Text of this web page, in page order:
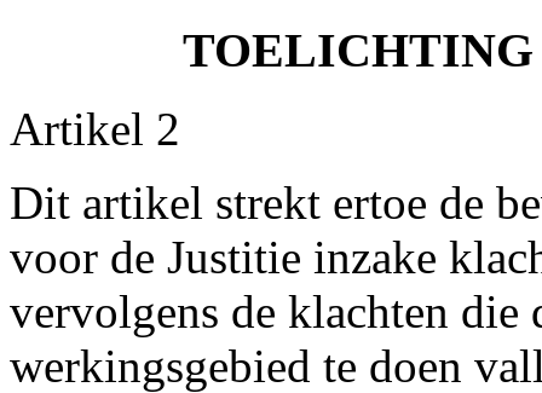
Artikel 2
Dit artikel strekt ertoe de
voor de Justitie inzake
vervolgens de klachten
werkingsgebied te doen